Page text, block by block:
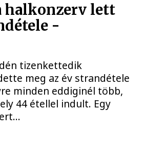
halkonzerv lett
-
tizenkettedik
meg az év strandétele
minden eddiginél több,
44 étellel indult. Egy